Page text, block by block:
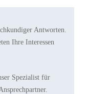
Antworten.
Ihre Interessen
Spezialist für